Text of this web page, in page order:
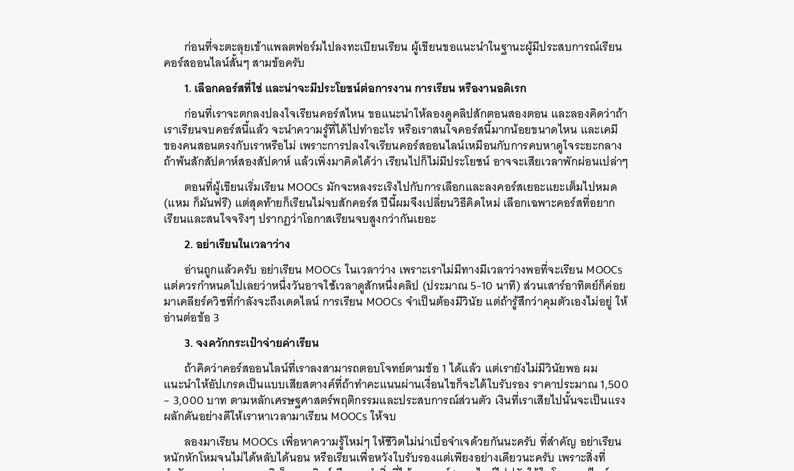
ก่อนที่จะตะลุยเข้าแพลตฟอร์มไปลงทะเบียนเรียน ผู้เขียนขอแนะนำในฐานะผู้มีประสบการณ์เรียน
คอร์สออนไลน์สั้นๆ สามข้อครับ
1. เลือกคอร์สที่ใช่ และน่าจะมีประโยชน์ต่อการงาน การเรียน หรืองานอดิเรก
ก่อนที่เราจะตกลงปลงใจเรียนคอร์สไหน ขอแนะนำให้ลองดูคลิปสักตอนสองตอน และลองคิดว่าถ้า
เราเรียนจบคอร์สนี้แล้ว จะนำความรู้ที่ได้ไปทำอะไร หรือเราสนใจคอร์สนี้มากน้อยขนาดไหน และเคมี
ของคนสอนตรงกับเราหรือไม่ เพราะการปลงใจเรียนคอร์สออนไลน์เหมือนกับการคบหาดูใจระยะกลาง
ถ้าพ้นสักสัปดาห์สองสัปดาห์ แล้วเพิ่งมาคิดได้ว่า เรียนไปก็ไม่มีประโยชน์ อาจจะเสียเวลาพักผ่อนเปล่าๆ
ตอนที่ผู้เขียนเริ่มเรียน MOOCs มักจะหลงระเริงไปกับการเลือกและลงคอร์สเยอะแยะเต็มไปหมด
(แหม ก็มันฟรี) แต่สุดท้ายก็เรียนไม่จบสักคอร์ส ปีนี้ผมจึงเปลี่ยนวิธีคิดใหม่ เลือกเฉพาะคอร์สที่อยาก
เรียนและสนใจจริงๆ ปรากฏว่าโอกาสเรียนจบสูงกว่ากันเยอะ
2. อย่าเรียนในเวลาว่าง
อ่านถูกแล้วครับ อย่าเรียน MOOCs ในเวลาว่าง เพราะเราไม่มีทางมีเวลาว่างพอที่จะเรียน MOOCs
แต่ควรกำหนดไปเลยว่าหนึ่งวันอาจใช้เวลาดูสักหนึ่งคลิป (ประมาณ 5-10 นาที) ส่วนเสาร์อาทิตย์ก็ค่อย
มาเคลียร์ควิซที่กำลังจะถึงเดดไลน์ การเรียน MOOCs จำเป็นต้องมีวินัย แต่ถ้ารู้สึกว่าคุมตัวเองไม่อยู่ ให้
อ่านต่อข้อ 3
3. จงควักกระเป๋าจ่ายค่าเรียน
ถ้าคิดว่าคอร์สออนไลน์ที่เราลงสามารถตอบโจทย์ตามข้อ 1 ได้แล้ว แต่เรายังไม่มีวินัยพอ ผม
แนะนำให้อัปเกรดเป็นแบบเสียสตางค์ที่ถ้าทำคะแนนผ่านเงื่อนไขก็จะได้ใบรับรอง ราคาประมาณ 1,500
– 3,000 บาท ตามหลักเศรษฐศาสตร์พฤติกรรมและประสบการณ์ส่วนตัว เงินที่เราเสียไปนั้นจะเป็นแรง
ผลักดันอย่างดีให้เราหาเวลามาเรียน MOOCs ให้จบ
ลองมาเรียน MOOCs เพื่อหาความรู้ใหม่ๆ ให้ชีวิตไม่น่าเบื่อจำเจด้วยกันนะครับ ที่สำคัญ อย่าเรียน
หนักหักโหมจนไม่ได้หลับได้นอน หรือเรียนเพื่อหวังใบรับรองแต่เพียงอย่างเดียวนะครับ เพราะสิ่งที่